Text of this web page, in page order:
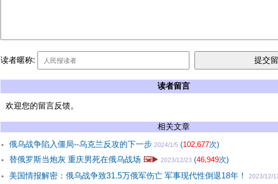
读者暱称:
读者留言
欢迎您的留言反馈。
相关文章
俄乌战争陷入僵局--乌克兰反攻的下一步 2024/1/5 (102,677次)
替俄罗斯当炮灰 重庆男死在俄乌战场 🖼️▶️ 2023/12/23 (46,949次)
美国情报解密：俄乌战争致31.5万俄军伤亡 军事现代性倒退18年！
2023/12/